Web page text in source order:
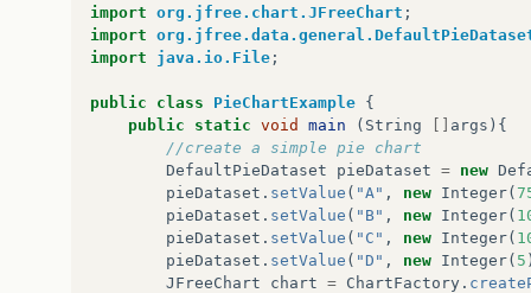
import org.jfree.chart.JFreeChart ;
import
import
java.io.File ;
public class PieChartExample {
public
static void main ( String args ){
//create a simple pie chart
DefaultPieDataset
pieDataset = new
pieDataset . setValue ( "A" , new Integer(
pieDataset . setValue ( "B" , new Integer(
pieDataset . setValue ( "C" , new Integer(
pieDataset . setValue ( "D" , new Integer( 5
JFreeChart
chart = ChartFactory .